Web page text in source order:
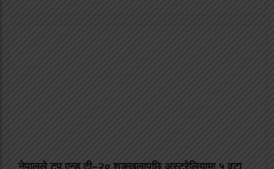
नेपालले टप एन्ड टी–२० शृङ्खलापछि अस्ट्रेलियामा ५ वटा